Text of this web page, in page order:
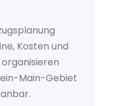
Kosten und
Main-Gebiet